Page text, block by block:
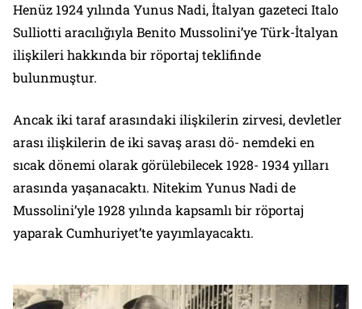
Henüz 1924 yılında Yunus Nadi, İtalyan gazeteci Italo
Sulliotti aracılığıyla Benito Mussolini’ye Türk-İtalyan
ilişkileri hakkında bir röportaj teklifinde
bulunmuştur.
Ancak iki taraf arasındaki ilişkilerin zirvesi, devletler
arası ilişkilerin de iki savaş arası dö- nemdeki en
sıcak dönemi olarak görülebilecek 1928- 1934 yılları
arasında yaşanacaktı. Nitekim Yunus Nadi de
Mussolini’yle 1928 yılında kapsamlı bir röportaj
yaparakCumhuriyet’te yayımlayacaktı.